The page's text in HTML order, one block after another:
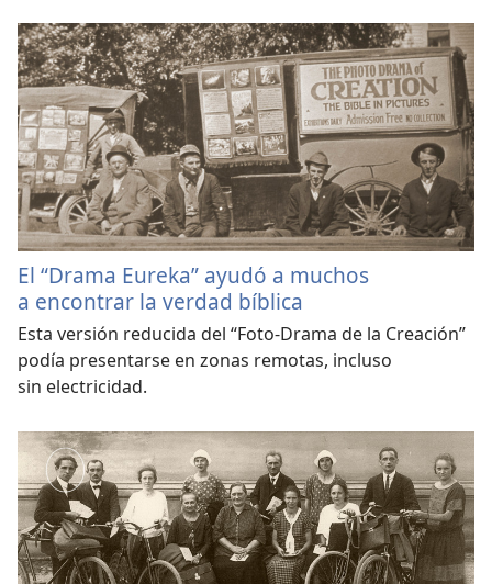
El “Drama Eureka” ayudó a muchos
a encontrar la verdad bíblica
Esta versión reducida del “Foto-Drama de la Creación”
podía presentarse en zonas remotas, incluso
sin electricidad.